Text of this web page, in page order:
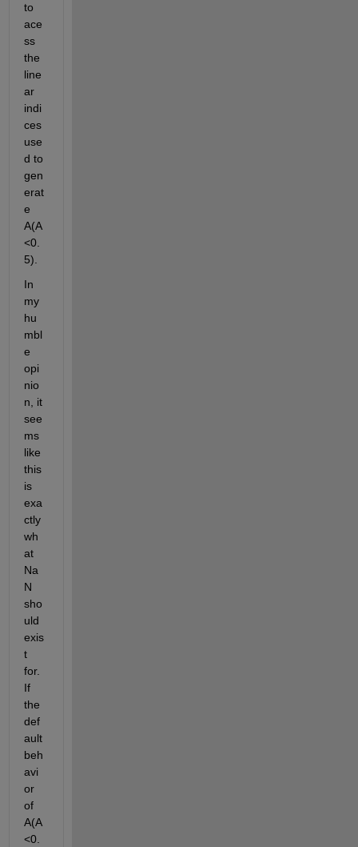
to
ace
ss
the
line
ar
indi
ces
use
d to
gen
erat
e
A(A
<0.
5).
In
my
hu
mbl
e
opi
nio
n, it
see
ms
like
this
is
exa
ctly
wh
at
Na
N
sho
uld
exis
t
for.
If
the
def
ault
beh
avi
or
of
A(A
<0.